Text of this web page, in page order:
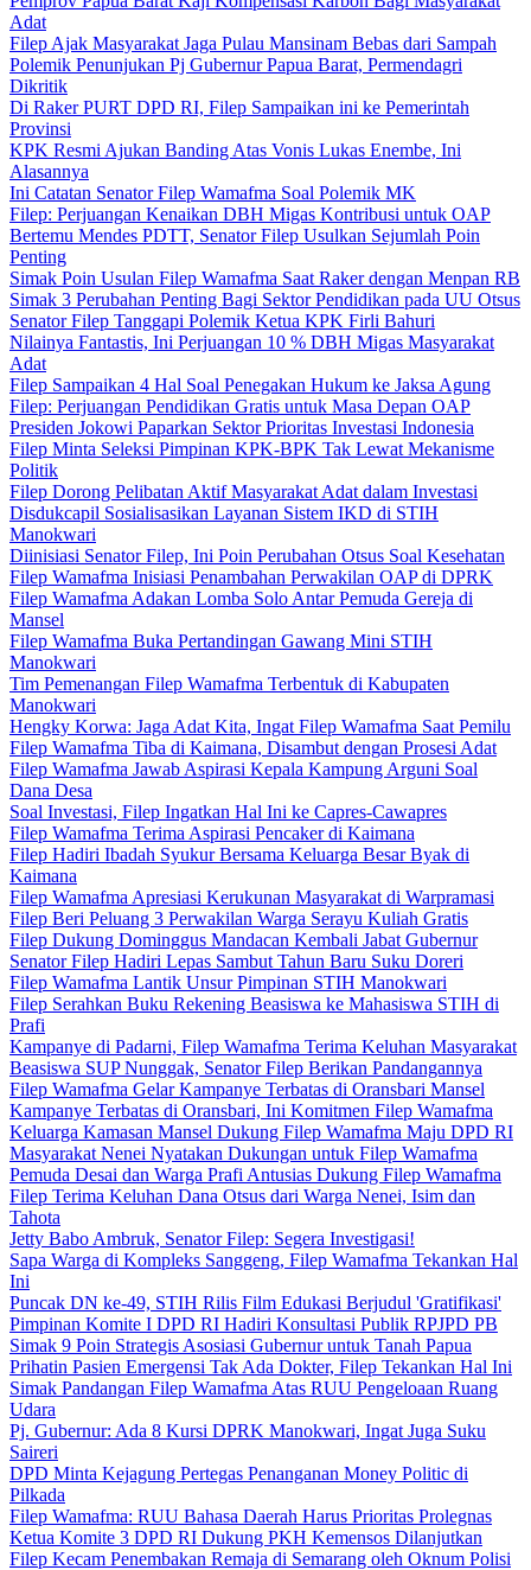
Adat
Filep Ajak Masyarakat Jaga Pulau Mansinam Bebas dari Sampah
Polemik Penunjukan Pj Gubernur Papua Barat, Permendagri
Dikritik
Di Raker PURT DPD RI, Filep Sampaikan ini ke Pemerintah
Provinsi
KPK Resmi Ajukan Banding Atas Vonis Lukas Enembe, Ini
Alasannya
Ini Catatan Senator Filep Wamafma Soal Polemik MK
Filep: Perjuangan Kenaikan DBH Migas Kontribusi untuk OAP
Bertemu Mendes PDTT, Senator Filep Usulkan Sejumlah Poin
Penting
Simak Poin Usulan Filep Wamafma Saat Raker dengan Menpan RB
Simak 3 Perubahan Penting Bagi Sektor Pendidikan pada UU Otsus
Senator Filep Tanggapi Polemik Ketua KPK Firli Bahuri
Nilainya Fantastis, Ini Perjuangan 10 % DBH Migas Masyarakat
Adat
Filep Sampaikan 4 Hal Soal Penegakan Hukum ke Jaksa Agung
Filep: Perjuangan Pendidikan Gratis untuk Masa Depan OAP
Presiden Jokowi Paparkan Sektor Prioritas Investasi Indonesia
Filep Minta Seleksi Pimpinan KPK-BPK Tak Lewat Mekanisme
Politik
Filep Dorong Pelibatan Aktif Masyarakat Adat dalam Investasi
Disdukcapil Sosialisasikan Layanan Sistem IKD di STIH
Manokwari
Diinisiasi Senator Filep, Ini Poin Perubahan Otsus Soal Kesehatan
Filep Wamafma Inisiasi Penambahan Perwakilan OAP di DPRK
Filep Wamafma Adakan Lomba Solo Antar Pemuda Gereja di
Mansel
Filep Wamafma Buka Pertandingan Gawang Mini STIH
Manokwari
Tim Pemenangan Filep Wamafma Terbentuk di Kabupaten
Manokwari
Hengky Korwa: Jaga Adat Kita, Ingat Filep Wamafma Saat Pemilu
Filep Wamafma Tiba di Kaimana, Disambut dengan Prosesi Adat
Filep Wamafma Jawab Aspirasi Kepala Kampung Arguni Soal
Dana Desa
Soal Investasi, Filep Ingatkan Hal Ini ke Capres-Cawapres
Filep Wamafma Terima Aspirasi Pencaker di Kaimana
Filep Hadiri Ibadah Syukur Bersama Keluarga Besar Byak di
Kaimana
Filep Wamafma Apresiasi Kerukunan Masyarakat di Warpramasi
Filep Beri Peluang 3 Perwakilan Warga Serayu Kuliah Gratis
Filep Dukung Dominggus Mandacan Kembali Jabat Gubernur
Senator Filep Hadiri Lepas Sambut Tahun Baru Suku Doreri
Filep Wamafma Lantik Unsur Pimpinan STIH Manokwari
Filep Serahkan Buku Rekening Beasiswa ke Mahasiswa STIH di
Prafi
Kampanye di Padarni, Filep Wamafma Terima Keluhan Masyarakat
Beasiswa SUP Nunggak, Senator Filep Berikan Pandangannya
Filep Wamafma Gelar Kampanye Terbatas di Oransbari Mansel
Kampanye Terbatas di Oransbari, Ini Komitmen Filep Wamafma
Keluarga Kamasan Mansel Dukung Filep Wamafma Maju DPD RI
Masyarakat Nenei Nyatakan Dukungan untuk Filep Wamafma
Pemuda Desai dan Warga Prafi Antusias Dukung Filep Wamafma
Filep Terima Keluhan Dana Otsus dari Warga Nenei, Isim dan
Tahota
Jetty Babo Ambruk, Senator Filep: Segera Investigasi!
Sapa Warga di Kompleks Sanggeng, Filep Wamafma Tekankan Hal
Ini
Puncak DN ke-49, STIH Rilis Film Edukasi Berjudul 'Gratifikasi'
Pimpinan Komite I DPD RI Hadiri Konsultasi Publik RPJPD PB
Simak 9 Poin Strategis Asosiasi Gubernur untuk Tanah Papua
Prihatin Pasien Emergensi Tak Ada Dokter, Filep Tekankan Hal Ini
Simak Pandangan Filep Wamafma Atas RUU Pengeloaan Ruang
Udara
Pj. Gubernur: Ada 8 Kursi DPRK Manokwari, Ingat Juga Suku
Saireri
DPD Minta Kejagung Pertegas Penanganan Money Politic di
Pilkada
Filep Wamafma: RUU Bahasa Daerah Harus Prioritas Prolegnas
Ketua Komite 3 DPD RI Dukung PKH Kemensos Dilanjutkan
Filep Kecam Penembakan Remaja di Semarang oleh Oknum Polisi